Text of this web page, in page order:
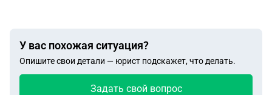
У вас похожая ситуация?
Опишите свои детали — юрист подскажет, что делать.
Задать свой вопрос